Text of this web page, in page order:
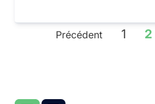
Précédent 1 2